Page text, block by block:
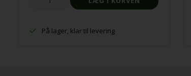
På lager, klar til levering